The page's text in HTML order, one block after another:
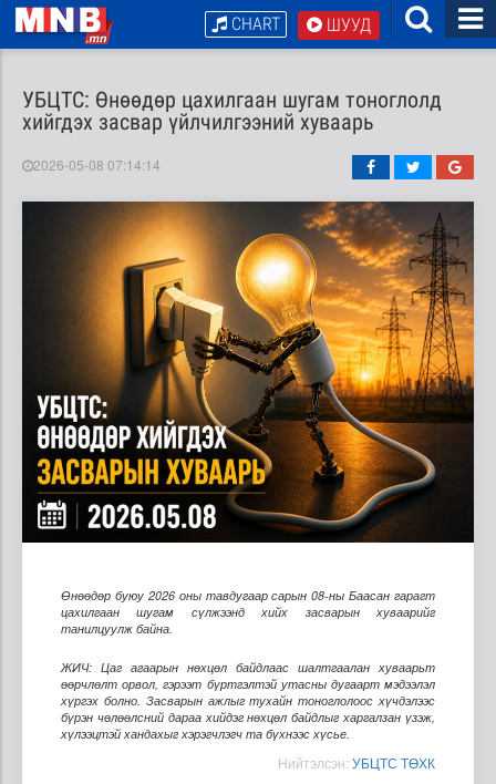
ШУУД
CHART
УБЦТС: Өнөөдөр цахилгаан шугам тоноглолд
хийгдэх засвар үйлчилгээний хуваарь
2026-05-08 07:14:14
Өнөөдөр буюу 2026 оны тавдугаар сарын 08-ны Баасан гарагт
цахилгаан шугам сүлжээнд хийх засварын хуваарийг
танилцуулж байна.
ЖИЧ: Цаг агаарын нөхцөл байдлаас шалтгаалан хуваарьт
өөрчлөлт орвол, гэрээт бүртгэлтэй утасны дугаарт мэдээлэл
хүргэх болно. Засварын ажлыг тухайн тоноглолоос хүчдэлээс
бүрэн чөлөөлсний дараа хийдэг нөхцөл байдлыг харгалзан үзэж,
хүлээцтэй хандахыг хэрэгчлэгч та бүхнээс хүсье.
Нийтэлсэн: УБЦТС ТӨХК